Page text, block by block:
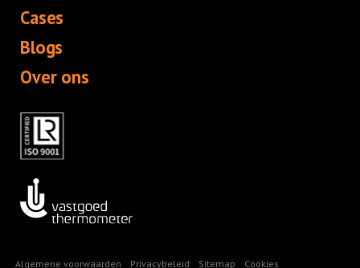
Cases
Blogs
Over ons
Algemene voorwaarden Privacybeleid Sitemap Cookies